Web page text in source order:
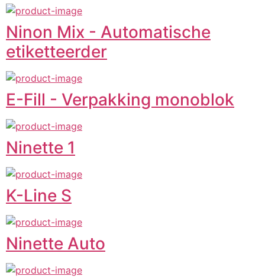
Ninon Mix - Automatische
etiketteerder
E-Fill - Verpakking monoblok
Ninette 1
K-Line S
Ninette Auto